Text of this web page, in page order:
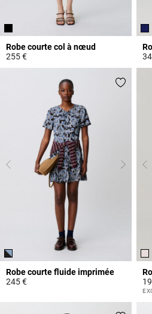
Robe courte col à nœud
255 €
Robe courte fluide imprimée
245 €